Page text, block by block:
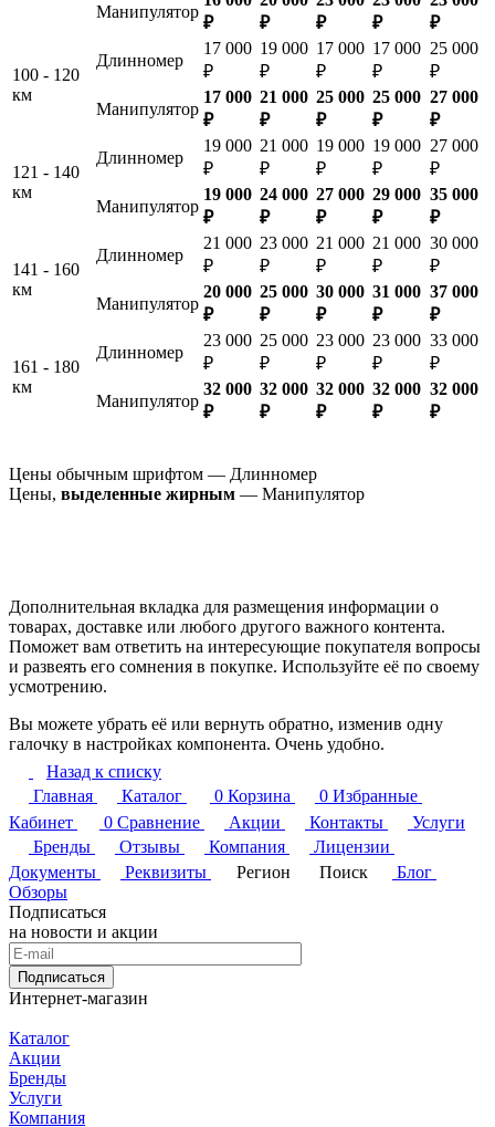
Манипулятор
₽
₽
₽
₽
₽
100 - 120
км
Длинномер
17 000
₽
19 000
₽
17 000
₽
17 000
₽
25 000
₽
Манипулятор
17 000
₽
21 000
₽
25 000
₽
25 000
₽
27 000
₽
121 - 140
км
Длинномер
19 000
₽
21 000
₽
19 000
₽
19 000
₽
27 000
₽
Манипулятор
19 000
₽
24 000
₽
27 000
₽
29 000
₽
35 000
₽
141 - 160
км
Длинномер
21 000
₽
23 000
₽
21 000
₽
21 000
₽
30 000
₽
Манипулятор
20 000
₽
25 000
₽
30 000
₽
31 000
₽
37 000
₽
161 - 180
км
Длинномер
23 000
₽
25 000
₽
23 000
₽
23 000
₽
33 000
₽
Манипулятор
32 000
₽
32 000
₽
32 000
₽
32 000
₽
32 000
₽
Цены обычным шрифтом — Длинномер
Цены, выделенные жирным — Манипулятор
Дополнительная вкладка для размещения информации о
товарах, доставке или любого другого важного контента.
Поможет вам ответить на интересующие покупателя вопросы
и развеять его сомнения в покупке. Используйте её по своему
усмотрению.
Вы можете убрать её или вернуть обратно, изменив одну
галочку в настройках компонента. Очень удобно.
Назад к списку
Главная
Каталог 0 Корзина 0 Избранные
Кабинет
0 Сравнение Акции Контакты
Услуги
Бренды
Отзывы Компания
Лицензии
Документы
Реквизиты Регион Поиск
Блог
Обзоры
Подписаться
на новости и акции
Подписаться
Интернет-магазин
Каталог
Акции
Бренды
Услуги
Компания